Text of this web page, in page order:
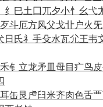
纟 巳土囗兀夕小忄 幺弋
歹斗厄方风父戈卝户火旡
日氏礻 手殳水瓦尣王韦
禾钅 立龙矛皿母目疒鸟皮
耳缶艮 虍臼米齐肉色舌覀